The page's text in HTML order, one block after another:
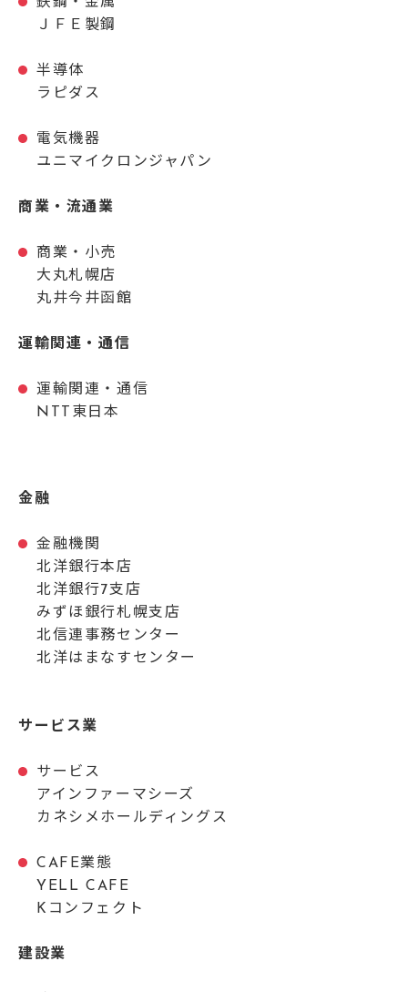
ＪＦＥ製鋼
半導体
ラピダス
電気機器
ユニマイクロンジャパン
商業・流通業
商業・小売
大丸札幌店
丸井今井函館
運輸関連・通信
運輸関連・通信
NTT 東日本
金融
金融機関
北洋銀行本店
北洋銀行7支店
みずほ銀行札幌支店
北信連事務センター
北洋はまなすセンター
サービス業
サービス
アインファーマシーズ
カネシメホールディングス
CAFE業態
YELL CAFE
Kコンフェクト
建設業